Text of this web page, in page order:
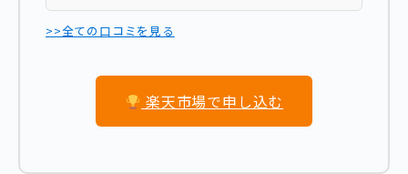
>>全ての口コミを見る
楽天市場で申し込む